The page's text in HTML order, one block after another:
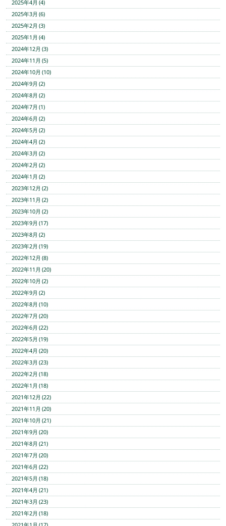
2025年4月 (4)
2025年3月 (6)
2025年2月 (3)
2025年1月 (4)
2024年12月 (3)
2024年11月 (5)
2024年10月 (10)
2024年9月 (2)
2024年8月 (2)
2024年7月 (1)
2024年6月 (2)
2024年5月 (2)
2024年4月 (2)
2024年3月 (2)
2024年2月 (2)
2024年1月 (2)
2023年12月 (2)
2023年11月 (2)
2023年10月 (2)
2023年9月 (17)
2023年8月 (2)
2023年2月 (19)
2022年12月 (8)
2022年11月 (20)
2022年10月 (2)
2022年9月 (2)
2022年8月 (10)
2022年7月 (20)
2022年6月 (22)
2022年5月 (19)
2022年4月 (20)
2022年3月 (23)
2022年2月 (18)
2022年1月 (18)
2021年12月 (22)
2021年11月 (20)
2021年10月 (21)
2021年9月 (20)
2021年8月 (21)
2021年7月 (20)
2021年6月 (22)
2021年5月 (18)
2021年4月 (21)
2021年3月 (23)
2021年2月 (18)